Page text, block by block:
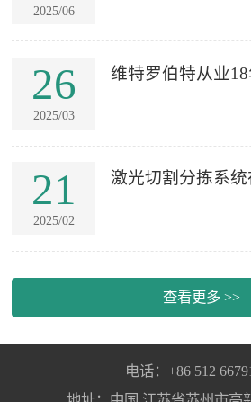
2025/06
26
2025/03
维特罗伯特从业
21
2025/02
激光切割分拣系
查看更多 >>
电话：+86 512